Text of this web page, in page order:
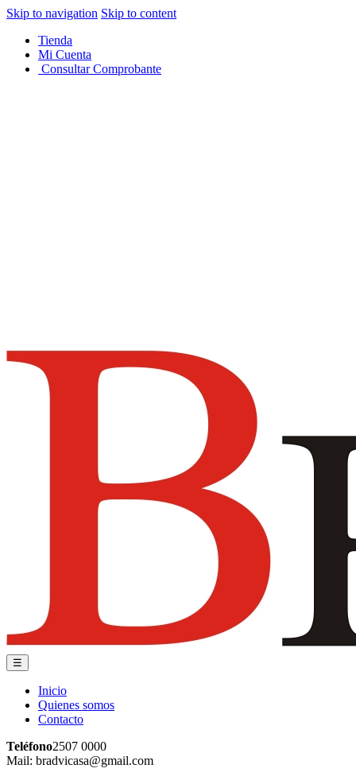
Skip to navigation Skip to content
Tienda
Mi Cuenta
Consultar Comprobante
☰
Inicio
Quienes somos
Contacto
Teléfono2507 0000
Mail: bradvicasa@gmail.com